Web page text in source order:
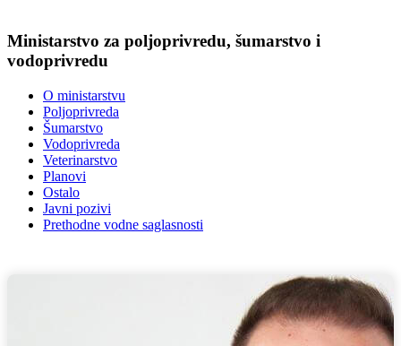
Ministarstvo za poljoprivredu, šumarstvo i
vodoprivredu
O ministarstvu
Poljoprivreda
Šumarstvo
Vodoprivreda
Veterinarstvo
Planovi
Ostalo
Javni pozivi
Prethodne vodne saglasnosti